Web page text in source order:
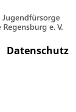
Datenschutz